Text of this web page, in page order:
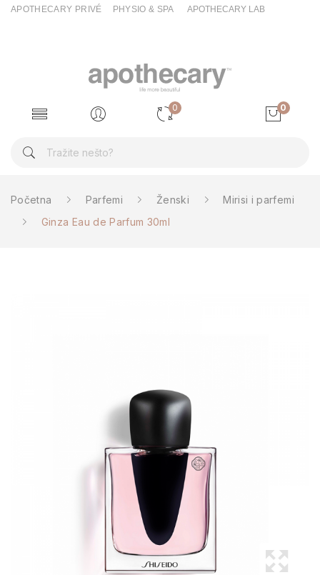
APOTHECARY PRIVÉ PHYSIO & SPA APOTHECARY LAB
0 0
Početna Parfemi Ženski
Mirisi i parfemi
Ginza Eau de Parfum 30ml